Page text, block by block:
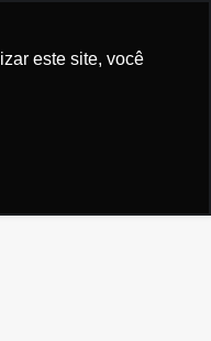
este site, você